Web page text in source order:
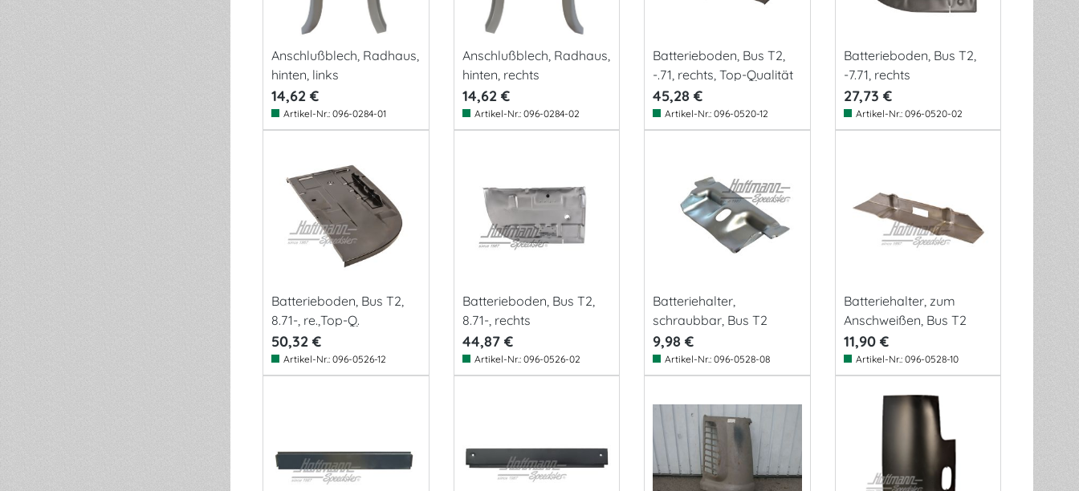
Anschlußblech, Radhaus,
hinten, links
14,62 €
Artikel-Nr.: 096-0284-01
Anschlußblech, Radhaus,
hinten, rechts
14,62 €
Artikel-Nr.: 096-0284-02
Batterieboden, Bus T2,
-.71, rechts, Top-Qualität
45,28 €
Artikel-Nr.: 096-0520-12
Batterieboden, Bus T2,
-7.71, rechts
27,73 €
Artikel-Nr.: 096-0520-02
Batterieboden, Bus T2,
8.71-, re.,Top-Q.
50,32 €
Artikel-Nr.: 096-0526-12
Batterieboden, Bus T2,
8.71-, rechts
44,87 €
Artikel-Nr.: 096-0526-02
Batteriehalter,
schraubbar, Bus T2
9,98 €
Artikel-Nr.: 096-0528-08
Batteriehalter, zum
Anschweißen, Bus T2
11,90 €
Artikel-Nr.: 096-0528-10